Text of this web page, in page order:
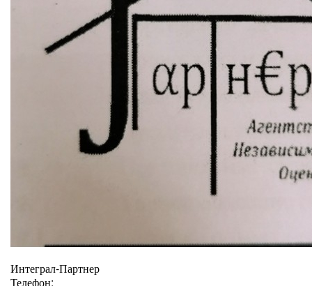
Интеграл-Партнер
Телефон: